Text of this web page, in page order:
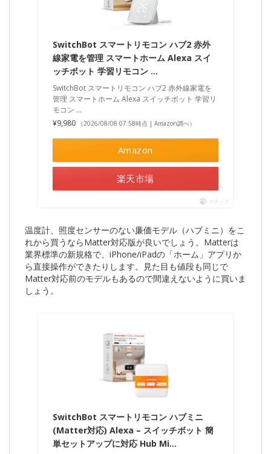
SwitchBot スマートリモコン ハブ2 赤外
線家電を管理 スマートホーム Alexa スイ
ッチボット 学習リモコン …
SwitchBot スマートリモコン ハブ2 赤外線家電を
管理 スマートホーム Alexa スイッチボット 学習リ
モコン …
¥9,980
（2026/08/08 07:58時点 | Amazon調べ）
Amazon
楽天市場
ポチップ
温度計、照度センサーのない廉価モデル（ハブミニ）をこ
れから買うならMatter対応版が良いでしょう。Matterは
業界標準の新規格で、iPhone/iPadの「ホーム」アプリか
ら直接操作ができたりします。見た目も値段も同じで
Matter対応前のモデルもあるので間違えないように買いま
しょう。
SwitchBot スマートリモコン ハブミニ
(Matter対応) Alexa – スイッチボット 簡
単セットアップに対応 Hub Mi…